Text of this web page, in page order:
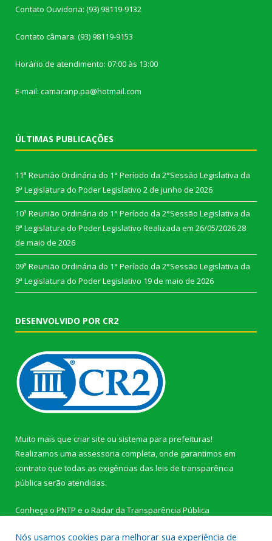
Contato Ouvidoria: (93) 98119-9132
Contato câmara: (93) 98119-9153
Horário de atendimento: 07:00 às 13:00
E-mail: camaranp.pa@hotmail.com
ÚLTIMAS PUBLICAÇÕES
11ª Reunião Ordinária do 1° Período da 2°Sessão Legislativa da
9ª Legislatura do Poder Legislativo 2 de junho de 2026
10ª Reunião Ordinária do 1° Período da 2°Sessão Legislativa da
9ª Legislatura do Poder Legislativo Realizada em 26/05/202628
de maio de 2026
09ª Reunião Ordinária do 1° Período da 2°Sessão Legislativa da
9ª Legislatura do Poder Legislativo 19 de maio de 2026
DESENVOLVIDO POR CR2
Muito mais que criar site ou sistema para prefeituras!
Realizamos uma assessoria completa, onde garantimos em
contrato que todas as exigências das leis de transparência
pública serão atendidas.
Conheça o PNTP e o Radar da Transparência Pública
Nós usamos cookies para melhorar sua experiência de